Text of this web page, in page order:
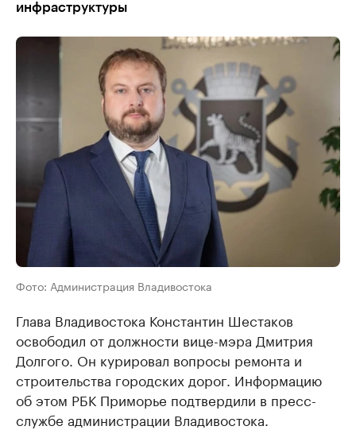
инфраструктуры
Фото: Администрация Владивостока
Глава Владивостока Константин Шестаков
освободил от должности вице-мэра Дмитрия
Долгого. Он курировал вопросы ремонта и
строительства городских дорог. Информацию
об этом РБК Приморье подтвердили в пресс-
службе администрации Владивостока.